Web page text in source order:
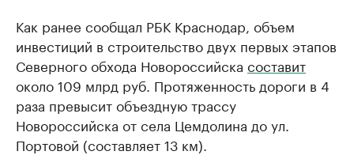
Как ранее сообщал РБК Краснодар, объем
инвестиций в строительство двух первых этапов
Северного обхода Новороссийска составит
около 109 млрд руб. Протяженность дороги в 4
раза превысит объездную трассу
Новороссийска от села Цемдолина до ул.
Портовой (составляет 13 км).